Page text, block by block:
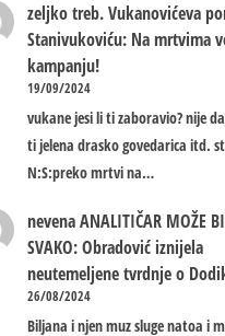
zeljko treb. Vukanovićeva
Stanivukoviću: Na mrtvima
kampanju!
19/09/2024
vukane jesi li ti zaboravio? nije
ti jelena drasko govedarica itd.
N:S:preko mrtvi na…
nevena ANALITIČAR MOŽE
SVAKO: Obradović iznijela
neutemeljene tvrdnje o
26/08/2024
Biljana i njen muz sluge natoa i